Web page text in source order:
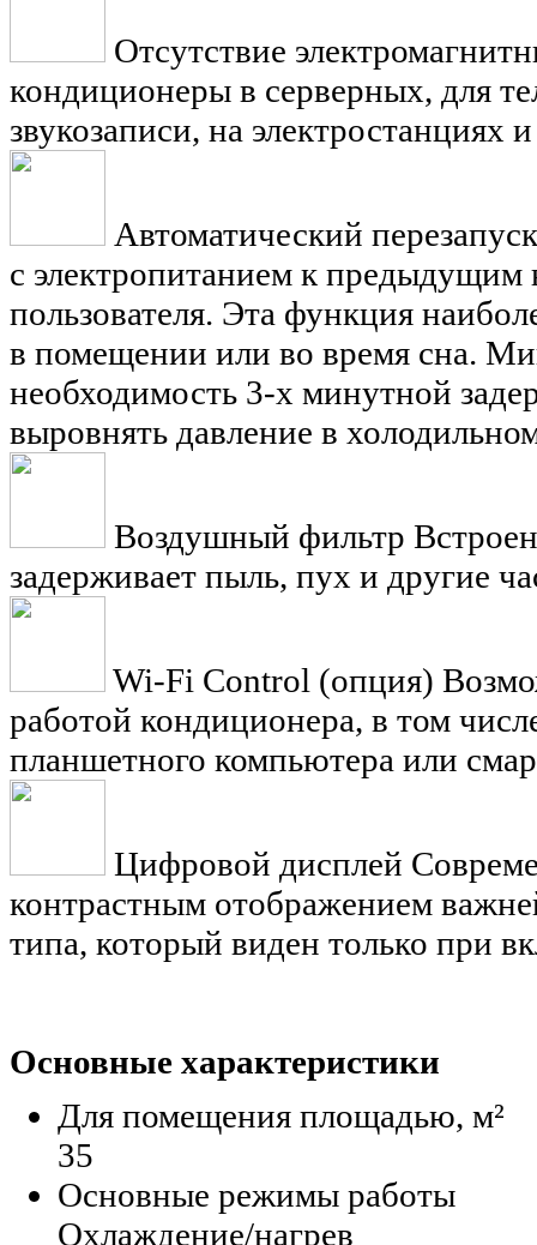
Отсутствие
кондиционеры в серверных, для
звукозаписи, на электростанциях
Автоматический перезапуск
с электропитанием к предыдущим
пользователя. Эта функция
в помещении или во время сна.
необходимость 3-х минутной
выровнять давление в
Воздушный фильтр
задерживает пыль, пух и другие
Wi-Fi Control (опция)
работой кондиционера, в том
планшетного компьютера или
Цифровой дисплей
контрастным отображением
типа, который виден только при
Основные характеристики
Для помещения площадью, м²
35
Основные режимы работы
Охлаждение/нагрев